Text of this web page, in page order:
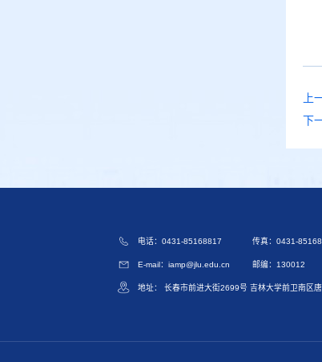
上
下
电话：0431-85168817 传真：0431-
E-mail：iamp@jlu.edu.cn 邮编：130012
地址： 长春市前进大街2699号 吉林大学前卫南区